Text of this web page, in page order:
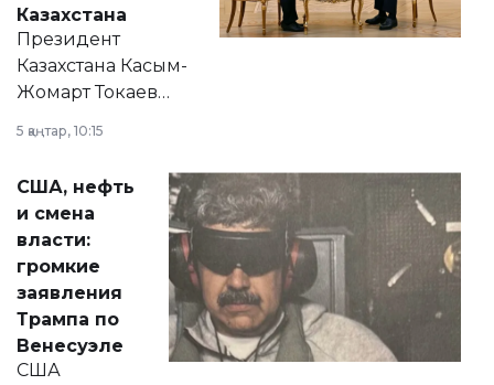
Казахстана
Президент
Казахстана Касым-
Жомарт Токаев
сразу несколько
актуальных тем —
от слухов о
политических
реформах до
вопросов армии,
экономики и
личного здоровья.
5 қаңтар, 10:15
США, нефть
и смена
власти:
громкие
заявления
Трампа по
Венесуэле
США